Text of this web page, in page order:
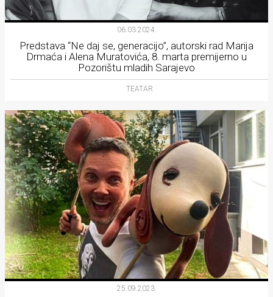
koje
Urban
Places
Aktuelnosti
Promo
About
Urban
Magazin
06.03.2024.
Predstava “Ne daj se, generacijo”, autorski rad Marija
Drmaća i Alena Muratovića, 8. marta premijerno u
Pozorištu mladih Sarajevo
TEATAR
25.09.2023.